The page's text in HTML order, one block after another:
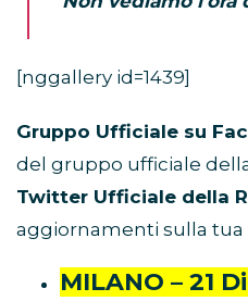
[nggallery id=1439]
Gruppo Ufficiale su
del gruppo ufficiale
Twitter Ufficiale della
aggiornamenti sulla tua
MILANO – 21